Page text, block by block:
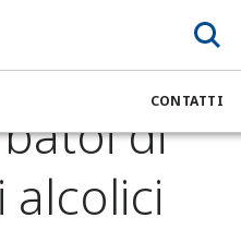
CONTATTI
per serbatoi di stoccaggio
di